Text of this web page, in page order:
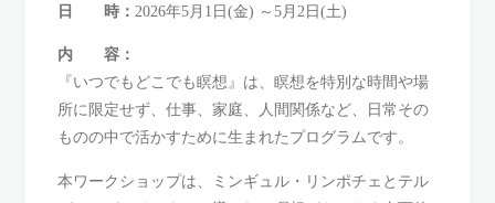
日 時： 2026年5月1日(金) ～5月2日(土)
内 容：
『いつでもどこでも瞑想』は、瞑想を特別な時間や場
所に限定せず、仕事、家庭、人間関係など、日常その
ものの中で活かすために生まれたプログラムです。
本ワークショップは、ミンギュル・リンポチェとテル